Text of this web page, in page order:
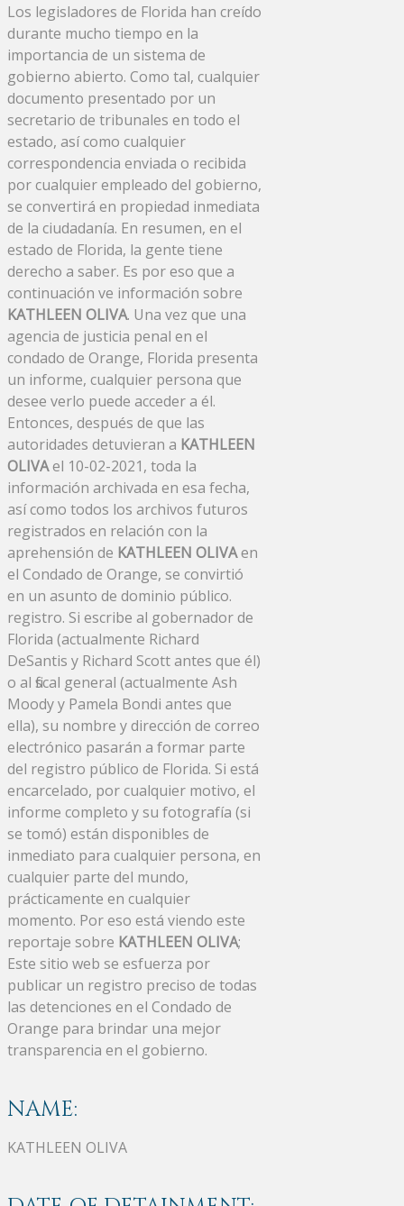
Los legisladores de Florida han creído
durante mucho tiempo en la
importancia de un sistema de
gobierno abierto. Como tal, cualquier
documento presentado por un
secretario de tribunales en todo el
estado, así como cualquier
correspondencia enviada o recibida
por cualquier empleado del gobierno,
se convertirá en propiedad inmediata
de la ciudadanía. En resumen, en el
estado de Florida, la gente tiene
derecho a saber. Es por eso que a
continuación ve información sobre
KATHLEEN OLIVA. Una vez que una
agencia de justicia penal en el
condado de Orange, Florida presenta
un informe, cualquier persona que
desee verlo puede acceder a él.
Entonces, después de que las
autoridades detuvieran a KATHLEEN
OLIVAel 10-02-2021, toda la
información archivada en esa fecha,
así como todos los archivos futuros
registrados en relación con la
aprehensión de KATHLEEN OLIVAen
el Condado de Orange, se convirtió
en un asunto de dominio público.
registro. Si escribe al gobernador de
Florida (actualmente Richard
DeSantis y Richard Scott antes que él)
o al fiscal general (actualmente Ash
Moody y Pamela Bondi antes que
ella), su nombre y dirección de correo
electrónico pasarán a formar parte
del registro público de Florida. Si está
encarcelado, por cualquier motivo, el
informe completo y su fotografía (si
se tomó) están disponibles de
inmediato para cualquier persona, en
cualquier parte del mundo,
prácticamente en cualquier
momento. Por eso está viendo este
reportaje sobre KATHLEEN OLIVA;
Este sitio web se esfuerza por
publicar un registro preciso de todas
las detenciones en el Condado de
Orange para brindar una mejor
transparencia en el gobierno.
NAME:
KATHLEEN OLIVA